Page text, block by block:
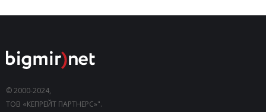
© 2000-2024,
ТОВ «КЕПРЕЙТ ПАРТНЕРС»".